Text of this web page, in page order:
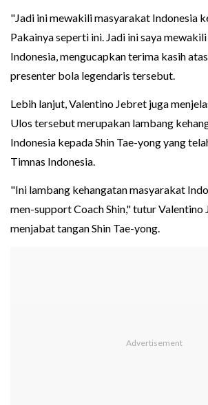
"Jadi ini mewakili masyarakat Indonesia
Pakainya seperti ini. Jadi ini saya
Indonesia, mengucapkan terima kasih
presenter bola legendaris tersebut.
Lebih lanjut, Valentino Jebret juga
Ulos tersebut merupakan lambang
Indonesia kepada Shin Tae-yong yang
Timnas Indonesia.
"Ini lambang kehangatan masyarakat
men-support Coach Shin," tutur Valentino
menjabat tangan Shin Tae-yong.